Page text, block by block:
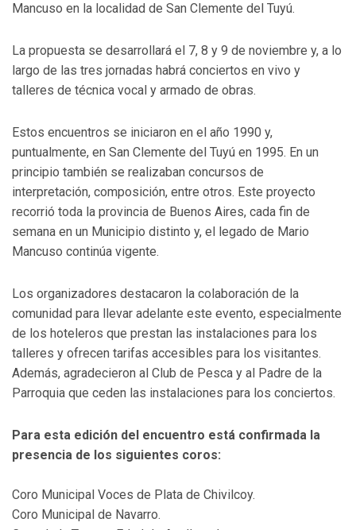
Mancuso en la localidad de San Clemente del Tuyú.
La propuesta se desarrollará el 7, 8 y 9 de noviembre y, a lo
largo de las tres jornadas habrá conciertos en vivo y
talleres de técnica vocal y armado de obras.
Estos encuentros se iniciaron en el año 1990 y,
puntualmente, en San Clemente del Tuyú en 1995. En un
principio también se realizaban concursos de
interpretación, composición, entre otros. Este proyecto
recorrió toda la provincia de Buenos Aires, cada fin de
semana en un Municipio distinto y, el legado de Mario
Mancuso continúa vigente.
Los organizadores destacaron la colaboración de la
comunidad para llevar adelante este evento, especialmente
de los hoteleros que prestan las instalaciones para los
talleres y ofrecen tarifas accesibles para los visitantes.
Además, agradecieron al Club de Pesca y al Padre de la
Parroquia que ceden las instalaciones para los conciertos.
Para esta edición del encuentro está confirmada la
presencia de los siguientes coros:
Coro Municipal Voces de Plata de Chivilcoy.
Coro Municipal de Navarro.